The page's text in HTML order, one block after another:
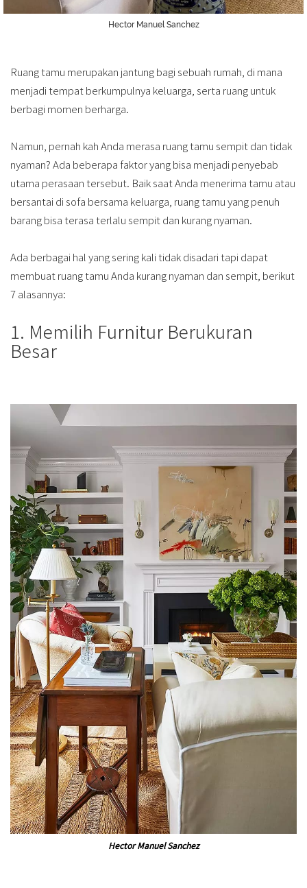
Hector Manuel Sanchez
Ruang tamu merupakan jantung bagi sebuah rumah, di mana
menjadi tempat berkumpulnya keluarga, serta ruang untuk
berbagi momen berharga.
Namun, pernah kah Anda merasa ruang tamu sempit dan tidak
nyaman? Ada beberapa faktor yang bisa menjadi penyebab
utama perasaan tersebut. Baik saat Anda menerima tamu atau
bersantai di sofa bersama keluarga, ruang tamu yang penuh
barang bisa terasa terlalu sempit dan kurang nyaman.
Ada berbagai hal yang sering kali tidak disadari tapi dapat
membuat ruang tamu Anda kurang nyaman dan sempit, berikut
7 alasannya:
1. Memilih Furnitur Berukuran
Besar
Hector Manuel Sanchez